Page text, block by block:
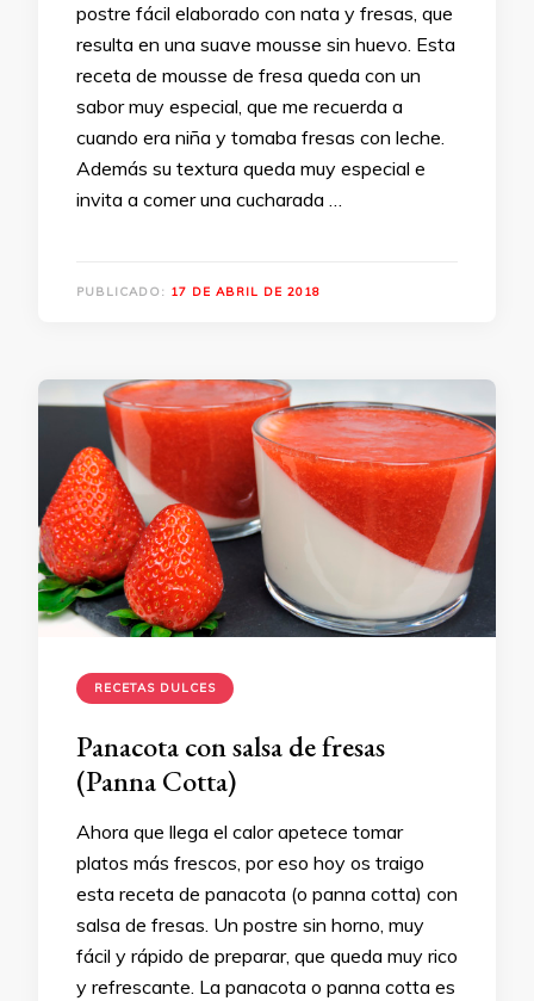
postre fácil elaborado con nata y fresas, que
resulta en una suave mousse sin huevo. Esta
receta de mousse de fresa queda con un
sabor muy especial, que me recuerda a
cuando era niña y tomaba fresas con leche.
Además su textura queda muy especial e
invita a comer una cucharada …
PUBLICADO: 17 DE ABRIL DE 2018
RECETAS DULCES
Panacota con salsa de fresas
(Panna Cotta)
Ahora que llega el calor apetece tomar
platos más frescos, por eso hoy os traigo
esta receta de panacota (o panna cotta) con
salsa de fresas. Un postre sin horno, muy
fácil y rápido de preparar, que queda muy rico
y refrescante. La panacota o panna cotta es